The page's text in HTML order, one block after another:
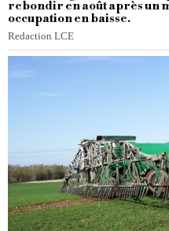
rebondir en août après un
occupation en baisse.
Redaction LCE